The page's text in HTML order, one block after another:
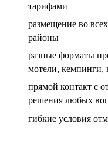
тарифами
размещение во
районы
разные форматы
мотели, кемпинги,
прямой контакт с
решения любых
гибкие условия